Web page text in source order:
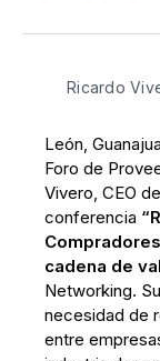
Ricardo
León,
Foro de
Vivero, CEO
conferencia
cadena de
Networking.
necesidad de
entre